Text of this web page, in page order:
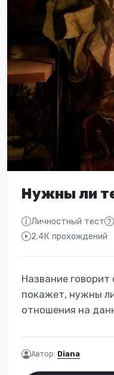
Нужны ли
Личностный тест
2.4К прохождений
Название говорит
покажет, нужны
отношения на
Автор: Diana